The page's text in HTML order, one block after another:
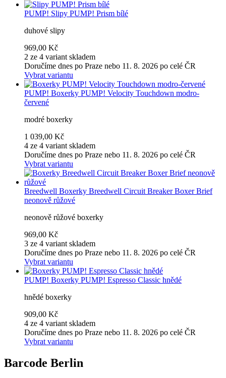
PUMP! Slipy PUMP! Prism bílé
duhové slipy
969,00 Kč
2 ze 4 variant skladem
Doručíme dnes po Praze nebo 11. 8. 2026 po celé ČR
Vybrat variantu
PUMP! Boxerky PUMP! Velocity Touchdown modro-
červené
modré boxerky
1 039,00 Kč
4 ze 4 variant skladem
Doručíme dnes po Praze nebo 11. 8. 2026 po celé ČR
Vybrat variantu
Breedwell Boxerky Breedwell Circuit Breaker Boxer Brief
neonově růžové
neonově růžové boxerky
969,00 Kč
3 ze 4 variant skladem
Doručíme dnes po Praze nebo 11. 8. 2026 po celé ČR
Vybrat variantu
PUMP! Boxerky PUMP! Espresso Classic hnědé
hnědé boxerky
909,00 Kč
4 ze 4 variant skladem
Doručíme dnes po Praze nebo 11. 8. 2026 po celé ČR
Vybrat variantu
Barcode Berlin